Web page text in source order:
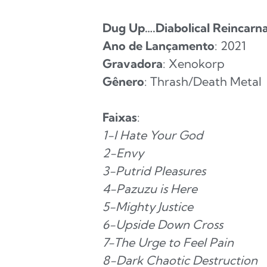
Dug Up….Diabolical
Ano de Lançamento: 2021
Gravadora: Xenokorp
Gênero: Thrash/Death Metal
Faixas:
1-I Hate Your God
2-Envy
3-Putrid Pleasures
4-Pazuzu is Here
5-Mighty Justice
6-Upside Down Cross
7-The Urge to Feel Pain
8-Dark Chaotic Destruction